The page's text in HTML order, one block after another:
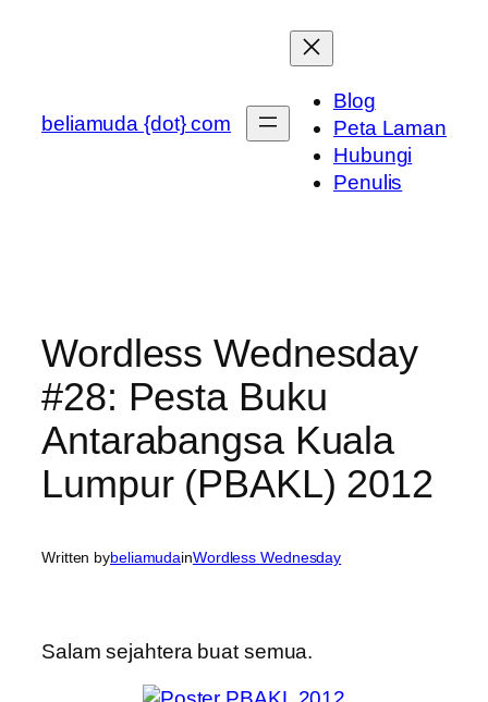
beliamuda {dot} com
Blog
Peta Laman
Hubungi
Penulis
Wordless Wednesday
#28: Pesta Buku
Antarabangsa Kuala
Lumpur (PBAKL) 2012
Written bybeliamudainWordless Wednesday
Salam sejahtera buat semua.